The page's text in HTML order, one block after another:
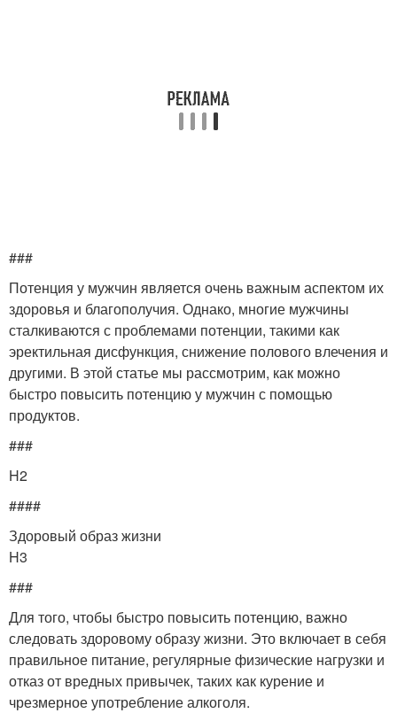
###
Потенция у мужчин является очень важным аспектом их
здоровья и благополучия. Однако, многие мужчины
сталкиваются с проблемами потенции, такими как
эректильная дисфункция, снижение полового влечения и
другими. В этой статье мы рассмотрим, как можно
быстро повысить потенцию у мужчин с помощью
продуктов.
###
H2
####
Здоровый образ жизни
H3
###
Для того, чтобы быстро повысить потенцию, важно
следовать здоровому образу жизни. Это включает в себя
правильное питание, регулярные физические нагрузки и
отказ от вредных привычек, таких как курение и
чрезмерное употребление алкоголя.